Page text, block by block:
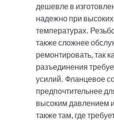
дешевле в
надежно при
температурах.
также сложнее
ремонтировать, так
разъединения
усилий. Фланцевое
предпочтительнее
высоким давлением
также там, где